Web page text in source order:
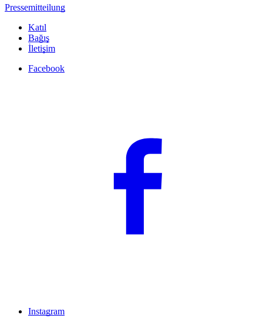
Pressemitteilung
Katıl
Bağış
İletişim
Facebook
Instagram